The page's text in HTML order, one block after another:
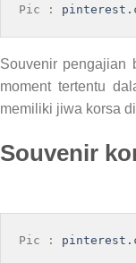
Pic :
Souvenir pengajian
moment tertentu
memiliki jiwa korsa
Souvenir
Pic :